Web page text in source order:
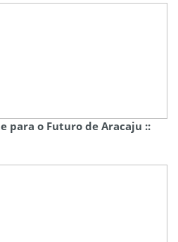
para o Futuro de Aracaju ::